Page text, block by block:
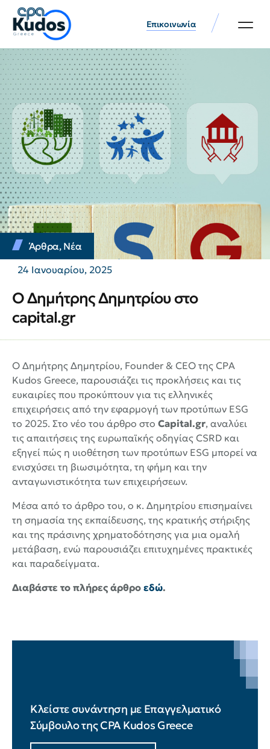
Επικοινωνία
Άρθρα, Νέα
24 Ιανουαρίου, 2025
Ο Δημήτρης Δημητρίου στο
capital.gr
Ο Δημήτρης Δημητρίου, Founder & CEO της CPA
Kudos Greece, παρουσιάζει τις προκλήσεις και τις
ευκαιρίες που προκύπτουν για τις ελληνικές
επιχειρήσεις από την εφαρμογή των προτύπων ESG
το 2025. Στο νέο του άρθρο στο Capital.gr, αναλύει
τις απαιτήσεις της ευρωπαϊκής οδηγίας CSRD και
εξηγεί πώς η υιοθέτηση των προτύπων ESG μπορεί να
ενισχύσει τη βιωσιμότητα, τη φήμη και την
ανταγωνιστικότητα των επιχειρήσεων.
Μέσα από το άρθρο του, ο κ. Δημητρίου επισημαίνει
τη σημασία της εκπαίδευσης, της κρατικής στήριξης
και της πράσινης χρηματοδότησης για μια ομαλή
μετάβαση, ενώ παρουσιάζει επιτυχημένες πρακτικές
και παραδείγματα.
Διαβάστε το πλήρες άρθρο εδώ.
Κλείστε συνάντηση με Επαγγελματικό
Σύμβουλο της CPA Kudos Greece